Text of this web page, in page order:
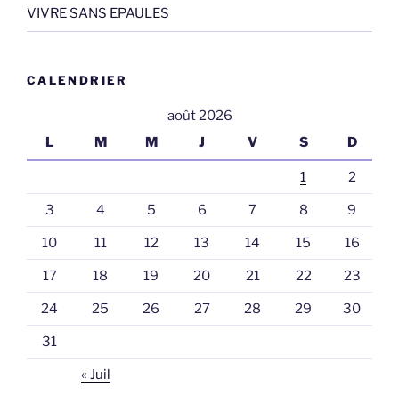
VIVRE SANS EPAULES
CALENDRIER
août 2026
L
M M J V S D
1 2
3 4 5 6 7 8 9
10 11 12 13 14 15 16
17 18 19 20 21 22 23
24 25 26 27 28 29 30
31
« Juil